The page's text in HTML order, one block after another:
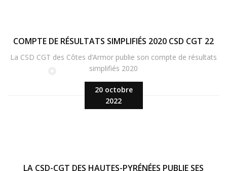
20 octobre
2022
COMPTE DE RÉSULTATS SIMPLIFIÉS 2020 CSD CGT 22
La CSD CGT des Côtes d’Armor publie son compte de résultats
simplifiés 2020
LA CSD-CGT DES HAUTES-PYRÉNÉES PUBLIE SES